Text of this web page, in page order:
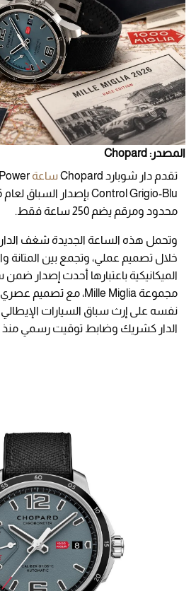
المصدر: Chopard
تقدم دار شوبارد Chopard
ساعة
محدود ومرقم يضم 250 ساعة فقط.
وتحمل هذه الساعة الجديدة شغف
خلال تصميم عملي، وتجمع بين المتانة
الميكانيكية باعتبارها أحدث إصدار
مجموعة Mille Miglia،
مع تصميم عصري
نفسه على إرث سباق السيارات الإيطالي
الدار كشريك وضابط توقيت رسمي منذ عام